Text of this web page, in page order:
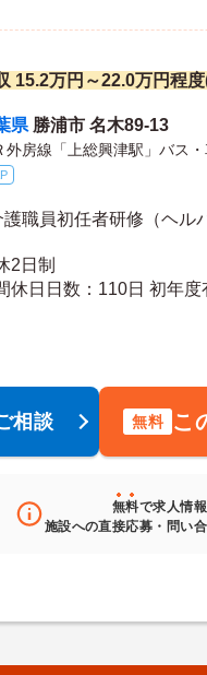
15.2万円～22.0万円程
県 勝浦市 名木89-13
外房線「上総興津駅」バス
護職員初任者研修（ヘル
2日制
日数：110日 初年度有給日数：10日 最
相談 無料 こ
無料で求人情
施設への直接応募・問い